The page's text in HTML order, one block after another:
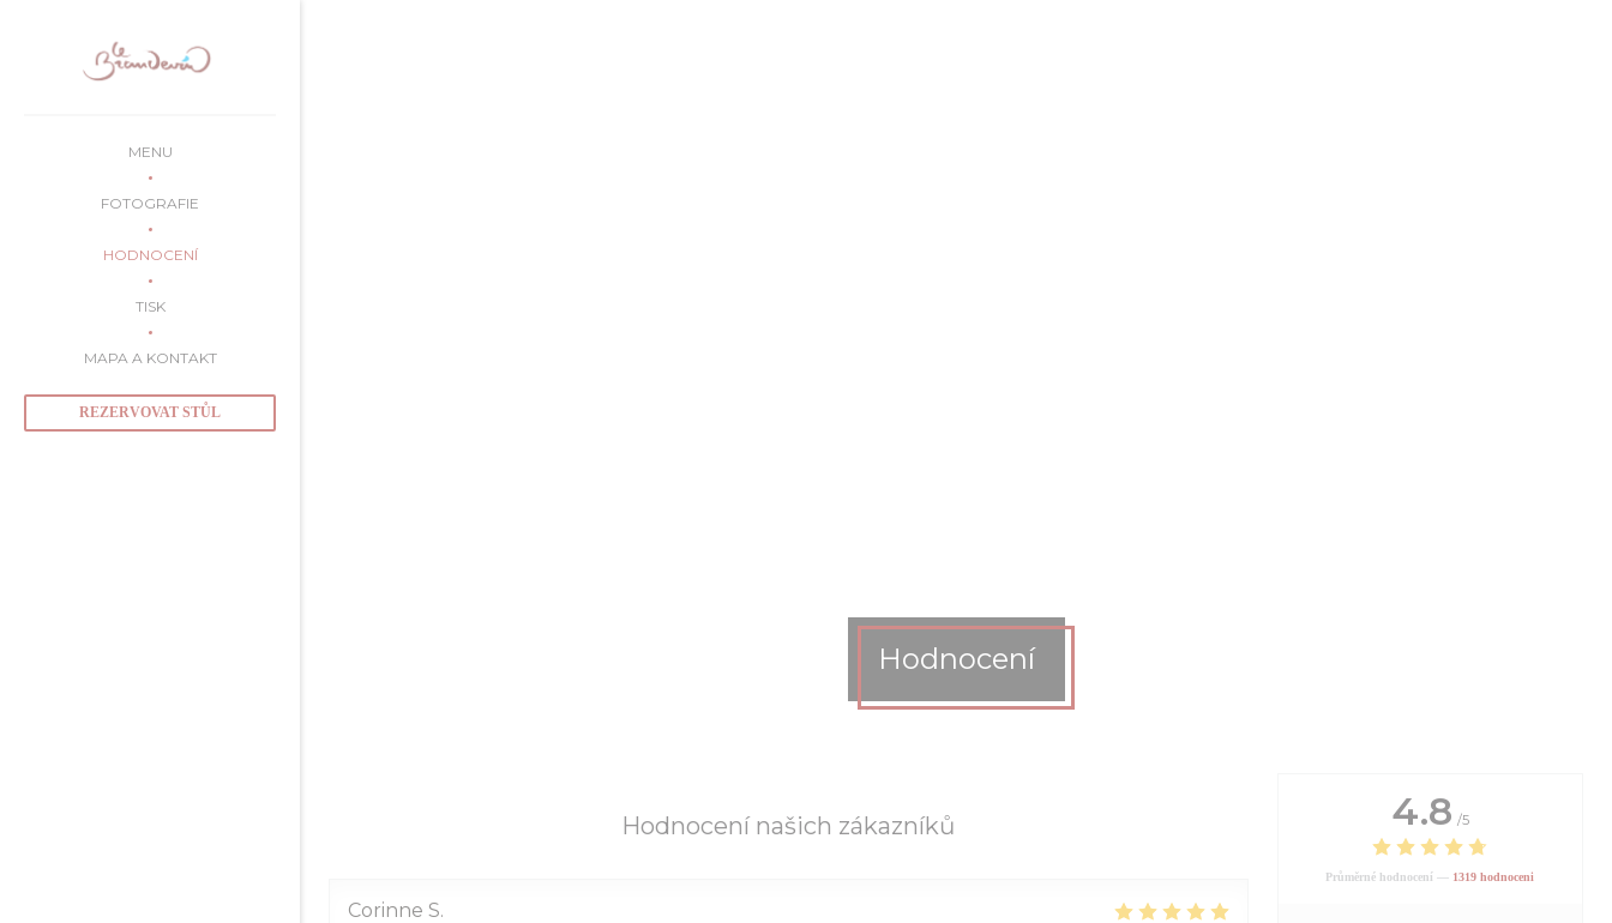
MENU
FOTOGRAFIE
HODNOCENÍ
TISK
MAPA A KONTAKT
REZERVOVAT STŮL
Hodnocení
Hodnocení našich zákazníků
Corinne S
4.8 /5
Průměrné hodnocení — 1319 hodnoceni